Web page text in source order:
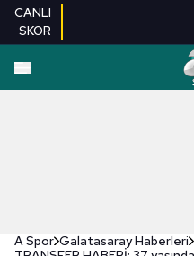
CANLI
SKOR
A Spor Galatasaray Haberleri